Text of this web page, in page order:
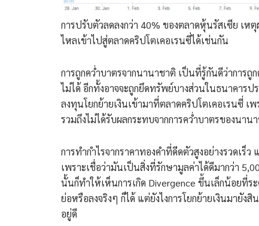
การปรับตัวลดลงกว่า 40% ของตลาดหุ้นรัสเซีย เ
ไหลเข้าไปสู่ตลาดคริปโตเคอเรนซี่ได้เช่นกัน
การถูกคว่ำบาตรจากนานาชาติ เป็นที่รู้กันดีว่าการ
ไม่ได้ อีกทั้งอาจจะถูกยึดทรัพย์บางส่วนในธนาคาร
ลงทุนโยกย้ายเงินเข้ามาที่ตลาดคริปโตเคอเรนซี่ เ
รวมถึงไม่ได้รับผลกระทบจากการคว่ำบาตรของนาน
การทำกำไรจากราคาทองคำที่ดีดตัวสูงอย่างรวดเร็
เพราะเชื่อว่ามันเป็นสิ่งที่รักษามูลค่าได้ดีมากว่า
นั้นก็ทำให้เห็นการเกิด Divergence ขึ้นเล็กน้อยที่ร
ย่อหรือลงจริงๆ ก็ได้ แต่ยังไงการโยกย้ายเงินมายั
อยู่ดี